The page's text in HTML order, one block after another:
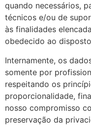
quando necessários,
técnicos e/ou de
às finalidades
obedecido ao
Internamente, os
somente por
respeitando os
proporcionalidade,
nosso compromisso
preservação da